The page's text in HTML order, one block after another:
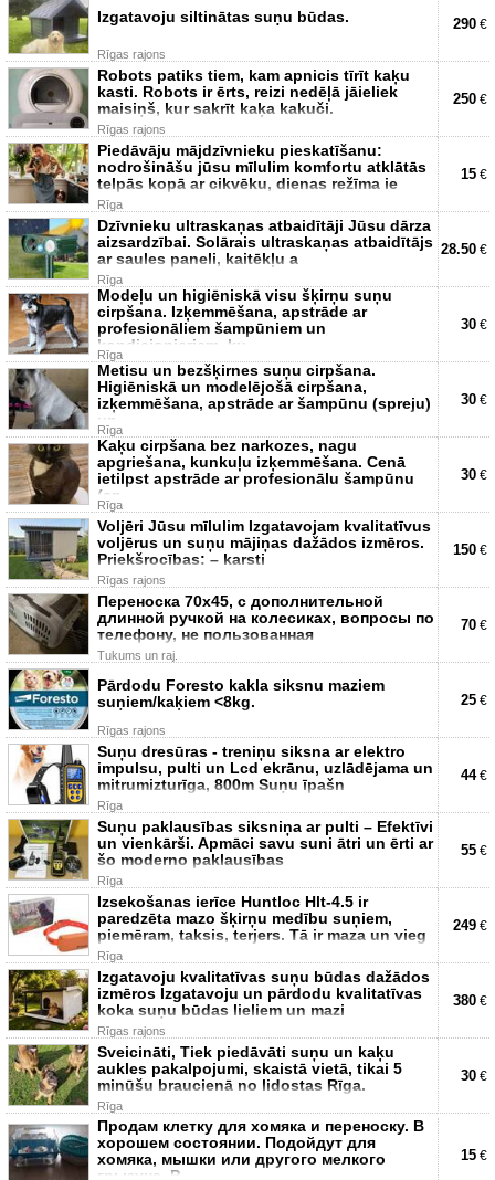
Izgatavoju siltinātas suņu būdas.
Rīgas rajons
290 €
Robots patiks tiem, kam apnicis tīrīt kaķu
kasti. Robots ir ērts, reizi nedēļā jāieliek
maisiņš, kur sakrīt kaķa kakuči.
Rīgas rajons
250 €
Piedāvāju mājdzīvnieku pieskatīšanu:
nodrošināšu jūsu mīlulim komfortu atklātās
telpās kopā ar cikvēku, dienas režīma ie
Rīga
15 €
Dzīvnieku ultraskaņas atbaidītāji Jūsu dārza
aizsardzībai. Solārais ultraskaņas atbaidītājs
ar saules paneli, kaitēkļu a
Rīga
28.50 €
Modeļu un higiēniskā visu šķirņu suņu
cirpšana. Izķemmēšana, apstrāde ar
profesionāliem šampūniem un
kondicionieriem, ku
Rīga
30 €
Metisu un bezšķirnes suņu cirpšana.
Higiēniskā un modelējošā cirpšana,
izķemmēšana, apstrāde ar šampūnu (spreju)
un
Rīga
30 €
Kaķu cirpšana bez narkozes, nagu
apgriešana, kunkuļu izķemmēšana. Cenā
ietilpst apstrāde ar profesionālu šampūnu
(sp
Rīga
30 €
Voljēri Jūsu mīlulim Izgatavojam kvalitatīvus
voljērus un suņu mājiņas dažādos izmēros.
Priekšrocības: – karsti
Rīgas rajons
150 €
Переноска 70х45, с дополнительной
длинной ручкой на колесиках, вопросы по
телефону, не пользованная
Tukums un raj.
70 €
Pārdodu Foresto kakla siksnu maziem
suņiem/kaķiem <8kg.
Rīgas rajons
25 €
Suņu dresūras - treniņu siksna ar elektro
impulsu, pulti un Lcd ekrānu, uzlādējama un
mitrumizturīga, 800m Suņu īpašn
Rīga
44€
Suņu paklausības siksniņa ar pulti – Efektīvi
un vienkārši. Apmāci savu suni ātri un ērti ar
šo moderno paklausības
Rīga
55 €
Izsekošanas ierīce Huntloc Hlt-4.5 ir
paredzēta mazo šķirņu medību suņiem,
piemēram, taksis, terjers. Tā ir maza un vieg
Rīga
249 €
Izgatavoju kvalitatīvas suņu būdas dažādos
izmēros Izgatavoju un pārdodu kvalitatīvas
koka suņu būdas lieliem un mazi
Rīgas rajons
380 €
Sveicināti, Tiek piedāvāti suņu un kaķu
aukles pakalpojumi, skaistā vietā, tikai 5
minūšu braucienā no lidostas Rīga.
Rīga
30 €
Продам клетку для хомяка и переноску. В
хорошем состоянии. Подойдут для
хомяка, мышки или другого мелкого
грызуна. P
15 €